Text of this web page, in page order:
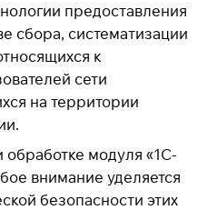
предоставления
сбора, систематизации
к
сети
на территории
модуля «1C-
внимание уделяется
безопасности этих